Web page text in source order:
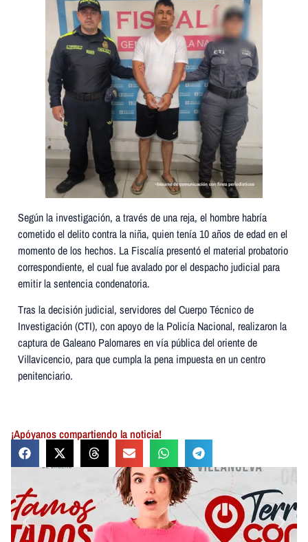
Según la investigación, a través de una reja, el hombre habría
cometido el delito contra la niña, quien tenía 10 años de edad en el
momento de los hechos. La Fiscalía presentó el material probatorio
correspondiente, el cual fue avalado por el despacho judicial para
emitir la sentencia condenatoria.
Tras la decisión judicial, servidores del Cuerpo Técnico de
Investigación (CTI), con apoyo de la Policía Nacional, realizaron la
captura de Galeano Palomares en vía pública del oriente de
Villavicencio, para que cumpla la pena impuesta en un centro
penitenciario.
¡Apóyanos compartiendo la noticia!